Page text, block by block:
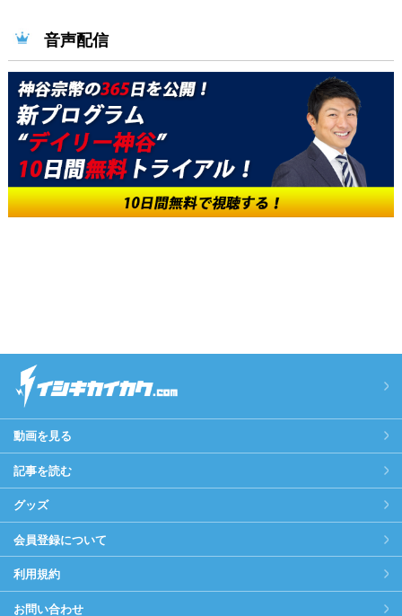
音声配信
動画を見る
記事を読む
グッズ
会員登録について
利用規約
お問い合わせ